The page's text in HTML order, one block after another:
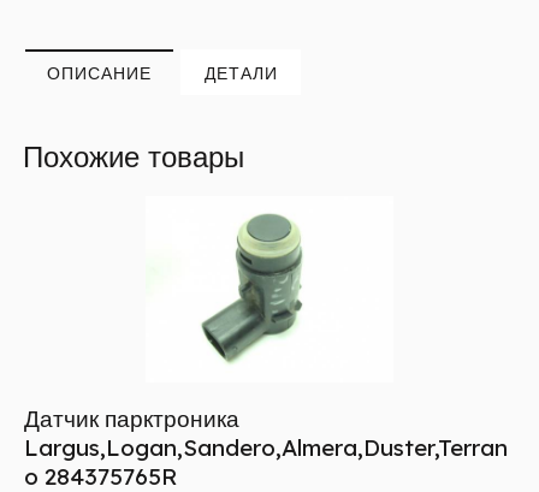
ОПИСАНИЕ ДЕТАЛИ
Похожие товары
Датчик парктроника
Largus,Logan,Sandero,Almera,Duster,Terran
o 284375765R